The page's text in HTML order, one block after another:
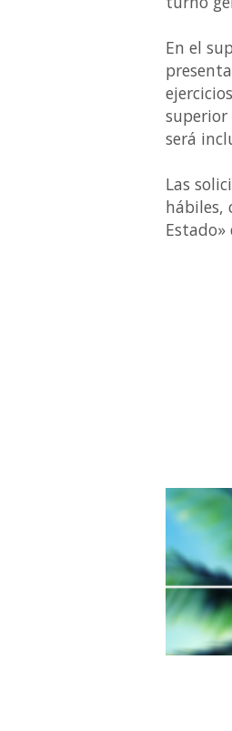
En el
superior
será
Las
hábiles,
Estado»